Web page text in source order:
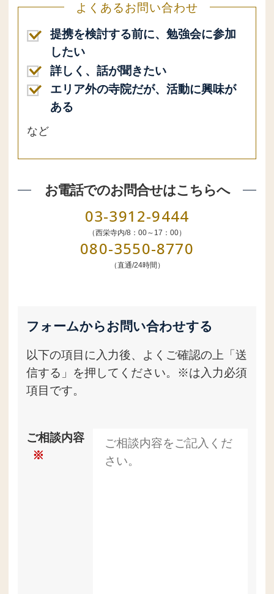
よくあるお問い合わせ
提携を検討する前に、勉強会に参加
したい
詳しく、話が聞きたい
エリア外の寺院だが、活動に興味が
ある
など
お電話でのお問合せはこちらへ
03-3912-9444
（西栄寺内/8：00～17：00）
080-3550-8770
（直通/24時間）
フォームからお問い合わせする
以下の項目に入力後、よくご確認の上「送
信する」を押してください。※は入力必須
項目です。
ご相談内容
※